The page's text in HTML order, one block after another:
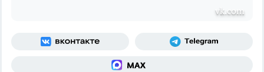
vk.com